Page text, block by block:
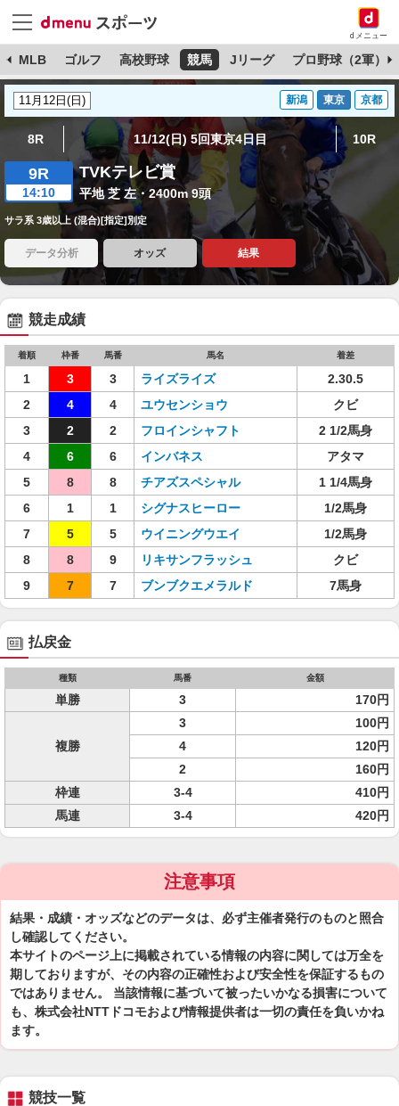
dメニュー
MLB ゴルフ 高校野球 競馬 Jリーグ プロ野球（2軍）
新潟 東京 京都
8R 11/12(日) 5回東京4日目 10R
9R
14:10
TVKテレビ賞
平地 芝 左・2400m 9頭
サラ系 3歳以上 (混合)[指定]別定
データ分析 オッズ 結果
競走成績
着順 枠番 馬番 馬名 着差
1 3 3 ライズライズ
2.30.5
2
4 4 ユウセンショウ
クビ
3
2 2 フロインシャフト
2 1/2馬身
4
6 6 インバネス
アタマ
5
8 8 チアズスペシャル
1 1/4馬身
6
1 1 シグナスヒーロー
1/2馬身
7
5 5 ウイニングウエイ
1/2馬身
8
8 9 リキサンフラッシュ
クビ
9
7 7 ブンブクエメラルド 7馬身
払戻金
種類 馬番 金額
単勝 3 170円
複勝
3
100円
4
120円
2
160円
枠連
3-4
410円
馬連
3-4 420円
注意事項
結果・成績・オッズなどのデータは、必ず主催者発行のものと照合
し確認してください。
本サイトのページ上に掲載されている情報の内容に関しては万全を
期しておりますが、その内容の正確性および安全性を保証するもの
ではありません。 当該情報に基づいて被ったいかなる損害について
も、株式会社NTTドコモおよび情報提供者は一切の責任を負いかね
ます。
競技一覧